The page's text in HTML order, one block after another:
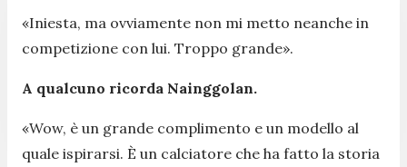
«Iniesta, ma ovviamente non mi metto neanche in
competizione con lui. Troppo grande».
A qualcuno ricorda Nainggolan.
«Wow, è un grande complimento e un modello al
quale ispirarsi. È un calciatore che ha fatto la storia